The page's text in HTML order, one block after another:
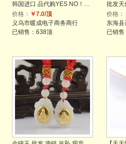
韩国进口 品代购YES NO！字母平檐时尚流行休闲棒球帽子新品特价
价格： ￥7.0/顶
义乌市暖成电子商务商行
已销售：638顶
价格：
东海
已销